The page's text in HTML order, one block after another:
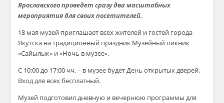
Ярославского проведет сразу два масштабных
мероприятия для своих посетителей.
18 мая музей приглашает всех жителей и гостей города
Якутска на традиционный праздник Музейный пикник
«Сайылык» и «Ночь в музее».
С 10:00 до 17:00 чч. – в музее будет День открытых дверей.
Вход для всех бесплатный.
Музей подготовил дневную и вечернюю программы для